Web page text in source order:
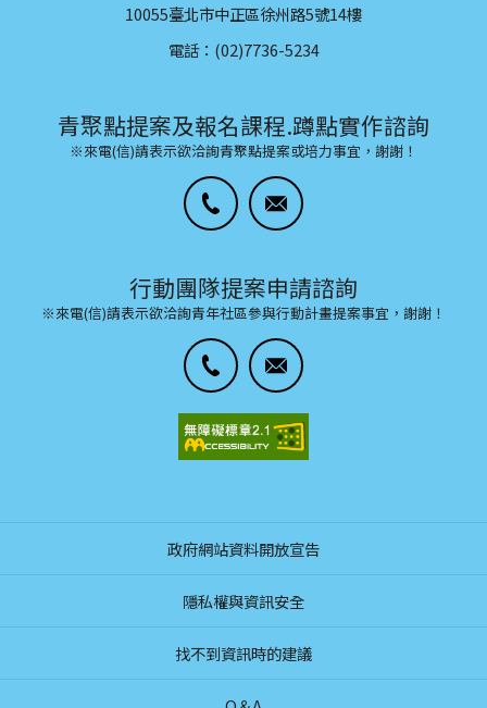
10055臺北市中正區徐州路5號14樓
電話：(02)7736-5234
青聚點提案及報名課程.蹲點實作諮詢
※來電(信)請表示欲洽詢青聚點提案或培力事宜，謝謝！
行動團隊提案申請諮詢
※來電(信)請表示欲洽詢青年社區參與行動計畫提案事宜，謝謝！
政府網站資料開放宣告
隱私權與資訊安全
找不到資訊時的建議